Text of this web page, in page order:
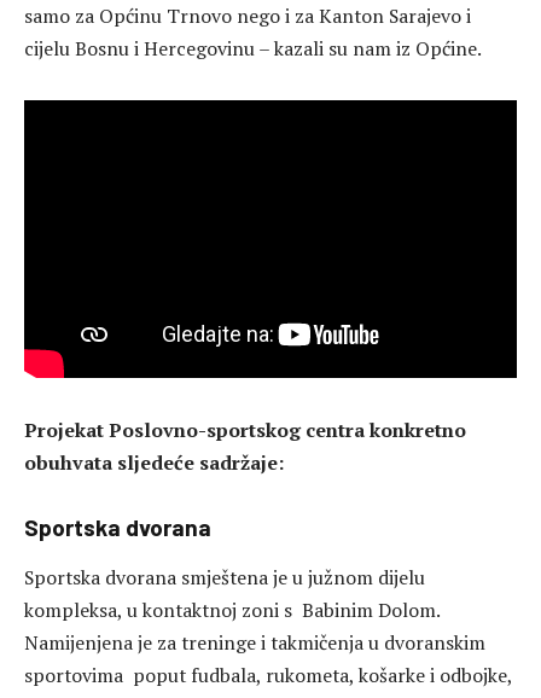
samo za Općinu Trnovo nego i za Kanton Sarajevo i
cijelu Bosnu i Hercegovinu – kazali su nam iz Općine.
Projekat Poslovno-sportskog centra konkretno
obuhvata sljedeće sadržaje:
Sportska dvorana
Sportska dvorana smještena je u južnom dijelu
kompleksa, u kontaktnoj zoni s Babinim Dolom.
Namijenjena je za treninge i takmičenja u dvoranskim
sportovima poput fudbala, rukometa, košarke i odbojke,